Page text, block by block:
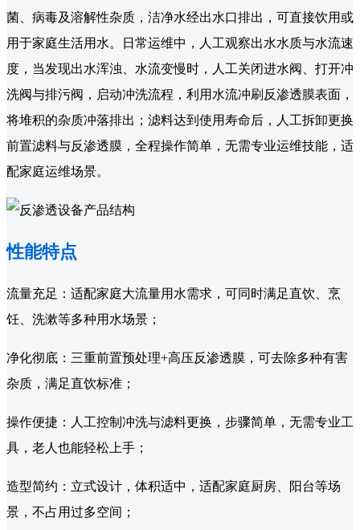
菌、病毒及溶解性杂质，洁净水经出水口排出，可直接饮用或
用于家庭生活用水。日常运维中，人工观察出水水质与水流速
度，当发现出水浑浊、水流变慢时，人工关闭进水阀、打开冲
洗阀与排污阀，启动冲洗流程，利用水流冲刷反渗透膜表面，
将堆积的杂质冲落排出；滤料达到使用寿命后，人工拆卸更换
前置滤料与反渗透膜，全程操作简单，无需专业运维技能，适
配家庭运维场景。
性能特点
流量充足：适配家庭大流量用水需求，可同时满足直饮、烹
饪、洗漱等多种用水场景；
净化彻底：三重前置预处理+高压反渗透膜，可去除多种有害
杂质，满足直饮标准；
操作便捷：人工控制冲洗与滤料更换，步骤简单，无需专业工
具，老人也能轻松上手；
造型简约：立式设计，体积适中，适配家庭厨房、阳台等场
景，不占用过多空间；